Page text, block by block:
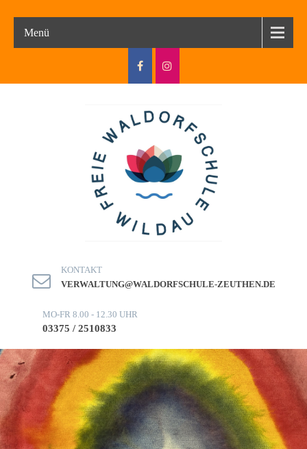
Menü
KONTAKT
VERWALTUNG@WALDORFSCHULE-ZEUTHEN.DE
MO-FR 8.00 - 12.30 UHR
03375 / 2510833